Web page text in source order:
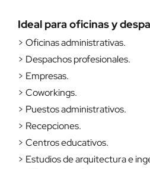
Ideal para oficinas y
> Oficinas administrativas.
> Despachos profesionales.
> Empresas.
> Coworkings.
> Puestos administrativos.
> Recepciones.
> Centros educativos.
> Estudios de arquitectura e